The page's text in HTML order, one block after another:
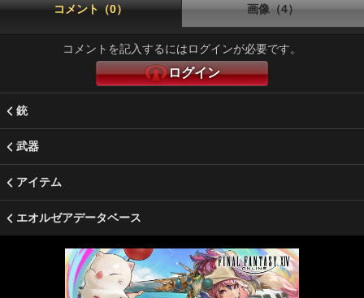
コメント（0） 画像（4）
コメントを記入するにはログインが必要です。
ログイン
銃
武器
アイテム
エオルゼアデータベース